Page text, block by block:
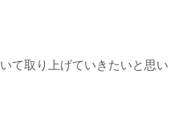
て取り上げていきたいと思い